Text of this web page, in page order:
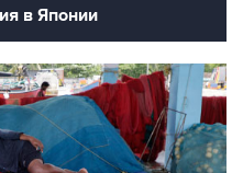
в Японии